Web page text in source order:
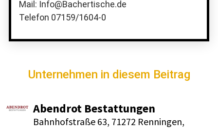
Mail: Info@Bachertische.de
Telefon 07159/1604-0
Unternehmen in diesem Beitrag
Abendrot Bestat­tungen
Bahn­hof­straße 63, 71272 Renningen,